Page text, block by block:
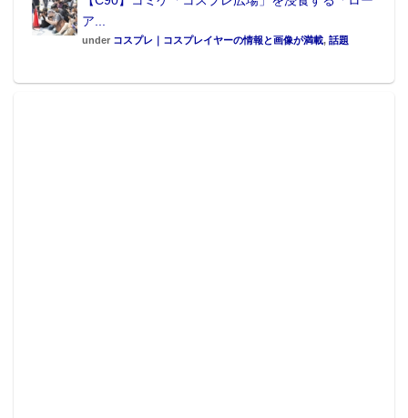
ア...
under コスプレ｜コスプレイヤーの情報と画像が満載, 話題